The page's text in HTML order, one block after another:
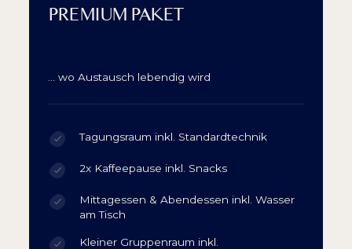
PREMIUM PAKET
… wo Austausch lebendig wird
Tagungsraum inkl. Standardtechnik
2x Kaffeepause inkl. Snacks
Mittagessen & Abendessen inkl. Wasser
am Tisch
Kleiner Gruppenraum inkl.